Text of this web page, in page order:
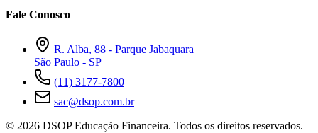
Fale Conosco
R. Alba, 88 - Parque Jabaquara
São Paulo - SP
(11) 3177-7800
sac@dsop.com.br
© 2026 DSOP Educação Financeira. Todos os direitos reservados.